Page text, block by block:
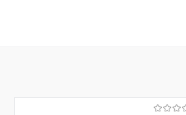
Купить в 1 клик
Сравнение